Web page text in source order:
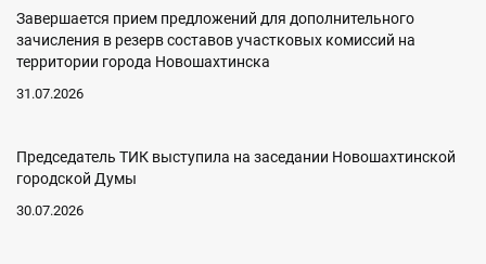
Завершается прием предложений для дополнительного
зачисления в резерв составов участковых комиссий на
территории города Новошахтинска
31.07.2026
Председатель ТИК выступила на заседании Новошахтинской
городской Думы
30.07.2026